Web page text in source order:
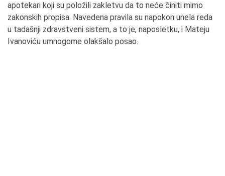
apotekari koji su položili zakletvu da to neće činiti mimo
zakonskih propisa. Navedena pravila su napokon unela reda
u tadašnji zdravstveni sistem, a to je, naposletku, i Mateju
Ivanoviću umnogome olakšalo posao.